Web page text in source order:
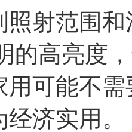
照射范围
的高亮度
用可能不
济实用。